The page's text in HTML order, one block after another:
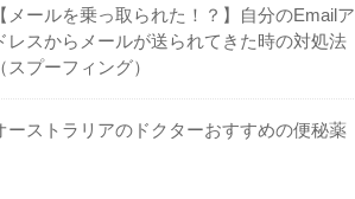
【メールを乗っ取られた！？】自分のEmailア
レスからメールが送られてきた時の対処法
（スプーフィング）
ーストラリアのドクターおすすめの便秘薬